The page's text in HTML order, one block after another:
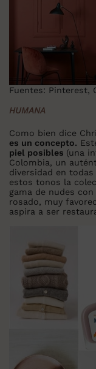
Fuentes: Pinterest,
HUMANA
Como bien dice
es un concepto.
piel posibles (una
Colombia, un
diversidad en
estos tonos la
gama de nudes
rosado, muy
aspira a ser